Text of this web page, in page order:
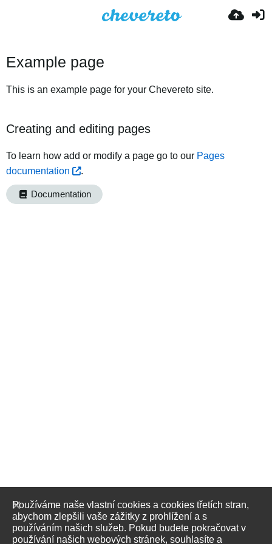
Example page
This is an example page for your Chevereto site.
Creating and editing pages
To learn how add or modify a page go to our Pages
documentation
.
Documentation
Používáme naše vlastní cookies a cookies třetích stran,
abychom zlepšili vaše zážitky z prohlížení a s
používáním našich služeb. Pokud budete pokračovat v
používání našich webových stránek, souhlasíte a